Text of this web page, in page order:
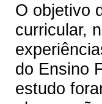
O objetivo
curricular,
do Ensino
estudo